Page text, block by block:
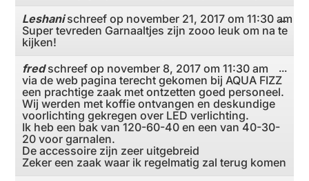
Leshani schreef op november 21, 2017 om 11:30 am
Super tevreden Garnaaltjes zijn zooo leuk om na te
kijken!
...
deze
fred schreef op november 8, 2017 om 11:30 am
via de web pagina terecht gekomen bij AQUA FIZZ
een prachtige zaak met ontzetten goed personeel.
Wij werden met koffie ontvangen en deskundige
voorlichting gekregen over LED verlichting.
Ik heb een bak van 120-60-40 en een van 40-30-
20 voor garnalen.
De accessoire zijn zeer uitgebreid
Zeker een zaak waar ik regelmatig zal terug komen
...